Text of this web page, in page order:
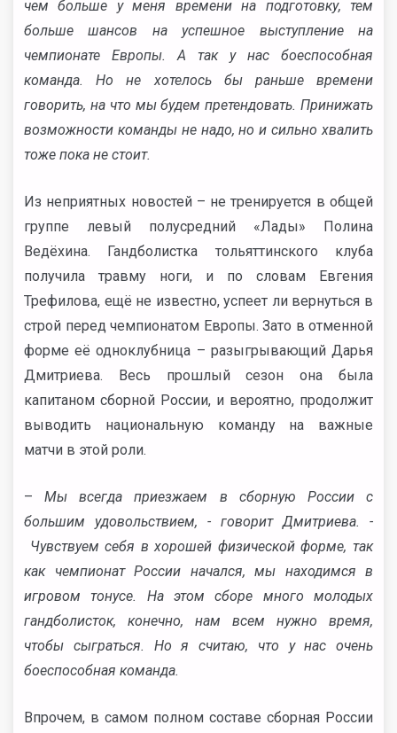
чем больше у меня времени на подготовку, тем
больше шансов на успешное выступление на
чемпионате Европы. А так у нас боеспособная
команда. Но не хотелось бы раньше времени
говорить, на что мы будем претендовать. Принижать
возможности команды не надо, но и сильно хвалить
тоже пока не стоит.
Из неприятных новостей – не тренируется в общей
группе левый полусредний «Лады» Полина
Ведёхина. Гандболистка тольяттинского клуба
получила травму ноги, и по словам Евгения
Трефилова, ещё не известно, успеет ли вернуться в
строй перед чемпионатом Европы. Зато в отменной
форме её одноклубница – разыгрывающий Дарья
Дмитриева. Весь прошлый сезон она была
капитаном сборной России, и вероятно, продолжит
выводить национальную команду на важные
матчи в этой роли.
– Мы всегда приезжаем в сборную России с
большим удовольствием, - говорит Дмитриева. -
Чувствуем себя в хорошей физической форме, так
как чемпионат России начался, мы находимся в
игровом тонусе. На этом сборе много молодых
гандболисток, конечно, нам всем нужно время,
чтобы сыграться. Но я считаю, что у нас очень
боеспособная команда.
Впрочем, в самом полном составе сборная России